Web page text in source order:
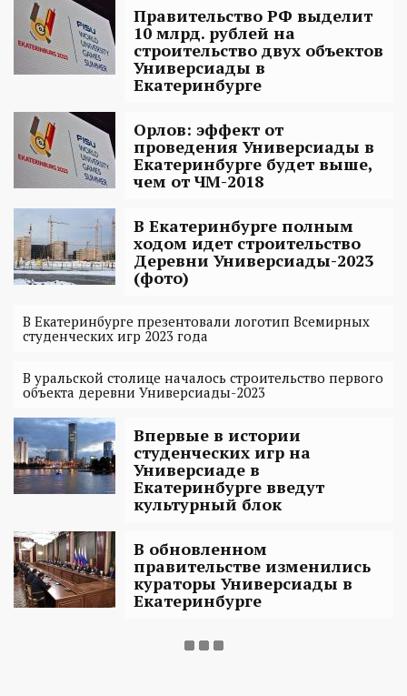
Правительство РФ выделит
10 млрд. рублей на
строительство двух объектов
Универсиады в
Екатеринбурге
Орлов: эффект от
проведения Универсиады в
Екатеринбурге будет выше,
чем от ЧМ-2018
В Екатеринбурге полным
ходом идет строительство
Деревни Универсиады-2023
(фото)
В Екатеринбурге презентовали логотип Всемирных
студенческих игр 2023 года
В уральской столице началось строительство первого
объекта деревни Универсиады-2023
Впервые в истории
студенческих игр на
Универсиаде в
Екатеринбурге введут
культурный блок
В обновленном
правительстве изменились
кураторы Универсиады в
Екатеринбурге